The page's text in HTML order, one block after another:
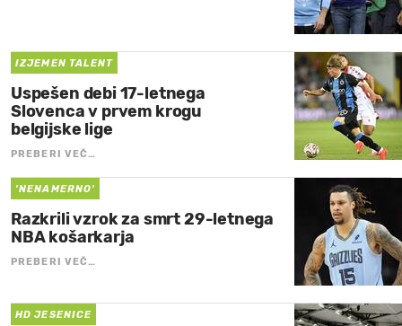
IZJEMEN TALENT
Uspešen debi 17-letnega
Slovenca v prvem krogu
belgijske lige
PREBERI VEČ…
'NENAMERNO'
Razkrili vzrok za smrt 29-letnega
NBA košarkarja
PREBERI VEČ…
HD JESENICE